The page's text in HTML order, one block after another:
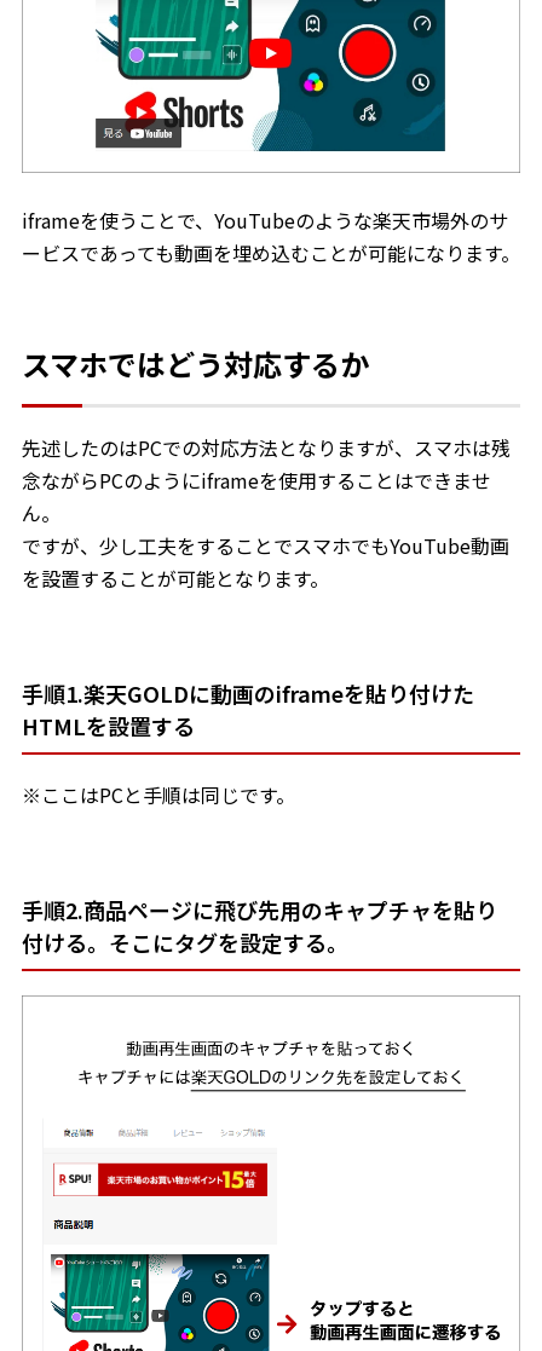
iframeを使うことで、YouTubeのような楽天市場外のサ
ービスであっても動画を埋め込むことが可能になります。
スマホではどう対応するか
先述したのはPCでの対応方法となりますが、スマホは残
念ながらPCのようにiframeを使用することはできませ
ん。
ですが、少し工夫をすることでスマホでもYouTube動画
を設置することが可能となります。
手順1.楽天GOLDに動画のiframeを貼り付けた
HTMLを設置する
※ここはPCと手順は同じです。
手順2.商品ページに飛び先用のキャプチャを貼り
付ける。そこにタグを設定する。